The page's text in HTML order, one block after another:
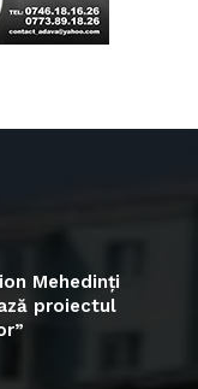
Mehedinți
proiectul